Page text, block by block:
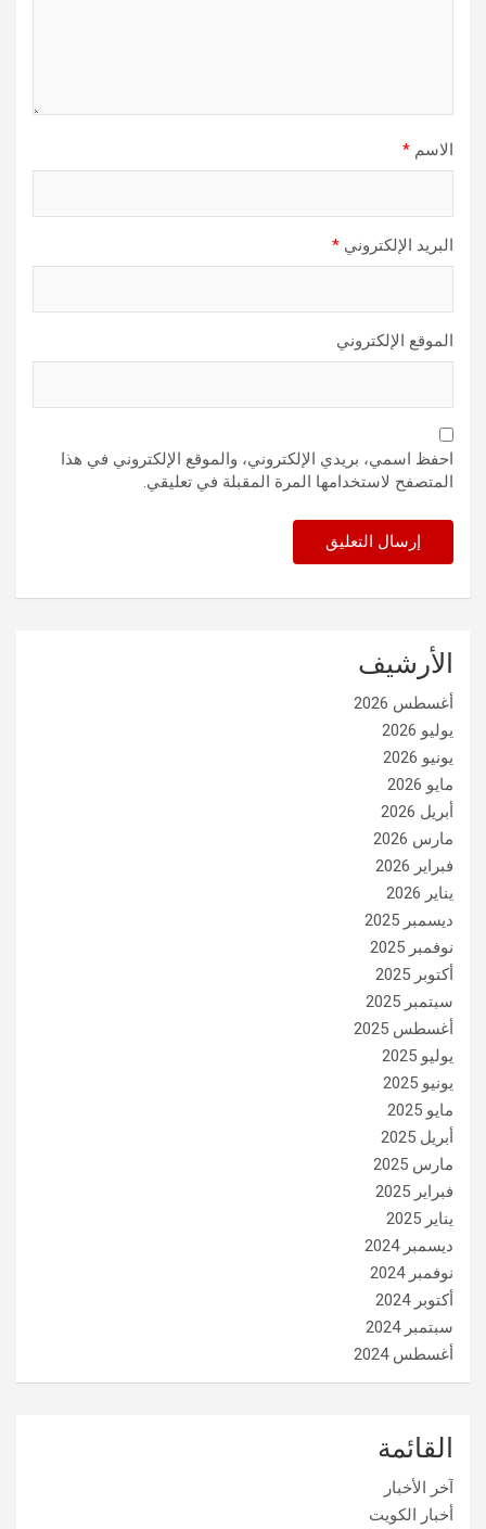
الاسم *
البريد الإلكتروني *
الموقع الإلكتروني
احفظ اسمي، بريدي الإلكتروني، والموقع الإلكتروني في هذا
المتصفح لاستخدامها المرة المقبلة في تعليقي.
الأرشيف
أغسطس 2026
يوليو 2026
يونيو 2026
مايو 2026
أبريل 2026
مارس 2026
فبراير 2026
يناير 2026
ديسمبر 2025
نوفمبر 2025
أكتوبر 2025
سبتمبر 2025
أغسطس 2025
يوليو 2025
يونيو 2025
مايو 2025
أبريل 2025
مارس 2025
فبراير 2025
يناير 2025
ديسمبر 2024
نوفمبر 2024
أكتوبر 2024
سبتمبر 2024
أغسطس 2024
القائمة
آخر الأخبار
أخبار الكويت